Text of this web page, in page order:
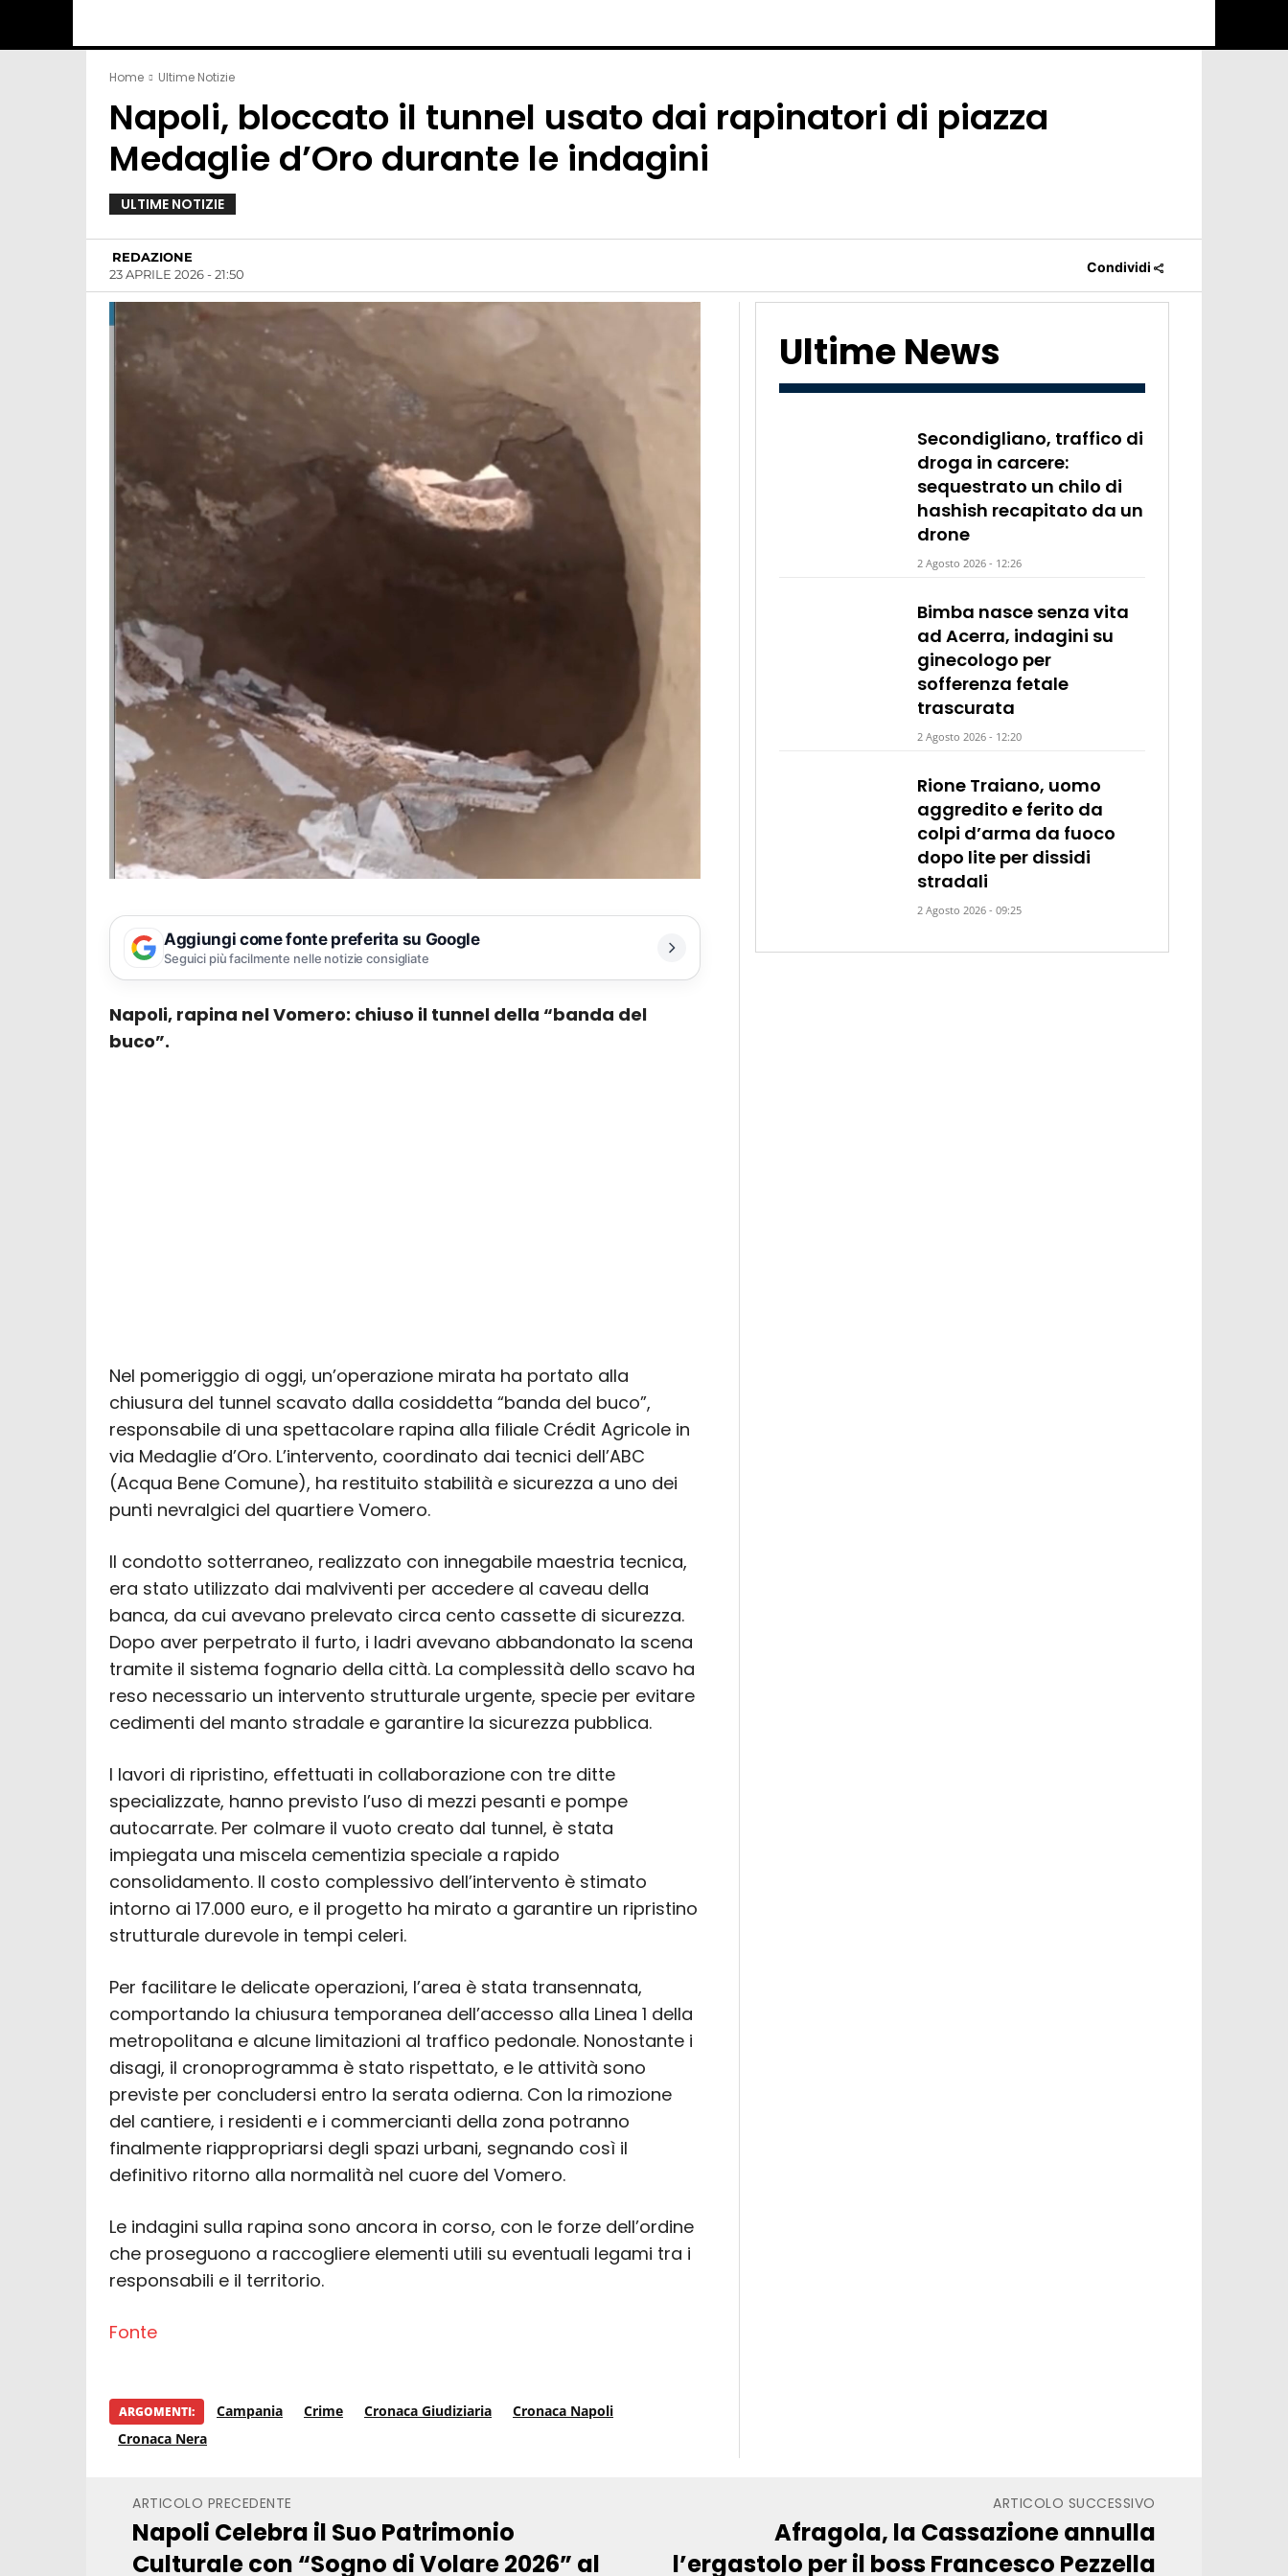
Home Ultime Notizie
Napoli, bloccato il tunnel usato dai rapinatori di piazza
Medaglie d’Oro durante le indagini
ULTIME NOTIZIE
REDAZIONE
23 APRILE 2026 - 21:50
Condividi
Ultime News
Secondigliano, traffico di
droga in carcere:
sequestrato un chilo di
hashish recapitato da un
drone
2 Agosto 2026 - 12:26
Bimba nasce senza vita
ad Acerra, indagini su
ginecologo per
sofferenza fetale
trascurata
2 Agosto 2026 - 12:20
Rione Traiano, uomo
aggredito e ferito da
colpi d’arma da fuoco
dopo lite per dissidi
stradali
2 Agosto 2026 - 09:25
Aggiungi come fonte preferita su Google
Seguici più facilmente nelle notizie consigliate
Napoli, rapina nel Vomero: chiuso il tunnel della “banda del
buco”.
Nel pomeriggio di oggi, un’operazione mirata ha portato alla
chiusura del tunnel scavato dalla cosiddetta “banda del buco”,
responsabile di una spettacolare rapina alla filiale Crédit Agricole in
via Medaglie d’Oro. L’intervento, coordinato dai tecnici dell’ABC
(Acqua Bene Comune), ha restituito stabilità e sicurezza a uno dei
punti nevralgici del quartiere Vomero.
Il condotto sotterraneo, realizzato con innegabile maestria tecnica,
era stato utilizzato dai malviventi per accedere al caveau della
banca, da cui avevano prelevato circa cento cassette di sicurezza.
Dopo aver perpetrato il furto, i ladri avevano abbandonato la scena
tramite il sistema fognario della città. La complessità dello scavo ha
reso necessario un intervento strutturale urgente, specie per evitare
cedimenti del manto stradale e garantire la sicurezza pubblica.
I lavori di ripristino, effettuati in collaborazione con tre ditte
specializzate, hanno previsto l’uso di mezzi pesanti e pompe
autocarrate. Per colmare il vuoto creato dal tunnel, è stata
impiegata una miscela cementizia speciale a rapido
consolidamento. Il costo complessivo dell’intervento è stimato
intorno ai 17.000 euro, e il progetto ha mirato a garantire un ripristino
strutturale durevole in tempi celeri.
Per facilitare le delicate operazioni, l’area è stata transennata,
comportando la chiusura temporanea dell’accesso alla Linea 1 della
metropolitana e alcune limitazioni al traffico pedonale. Nonostante i
disagi, il cronoprogramma è stato rispettato, e le attività sono
previste per concludersi entro la serata odierna. Con la rimozione
del cantiere, i residenti e i commercianti della zona potranno
finalmente riappropriarsi degli spazi urbani, segnando così il
definitivo ritorno alla normalità nel cuore del Vomero.
Le indagini sulla rapina sono ancora in corso, con le forze dell’ordine
che proseguono a raccogliere elementi utili su eventuali legami tra i
responsabili e il territorio.
Fonte
ARGOMENTI: Campania Crime Cronaca Giudiziaria
Cronaca Napoli
Cronaca Nera
ARTICOLO PRECEDENTE
Napoli Celebra il Suo Patrimonio
Culturale con “Sogno di Volare 2026” al
ARTICOLO SUCCESSIVO
Afragola, la Cassazione annulla
l’ergastolo per il boss Francesco Pezzella